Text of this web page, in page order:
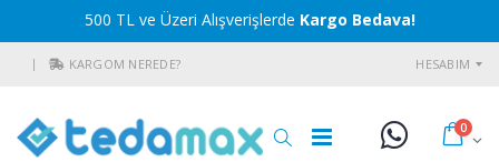
500 TL ve Üzeri Alışverişlerde Kargo Bedava!
KARGOM NEREDE? HESABIM
0